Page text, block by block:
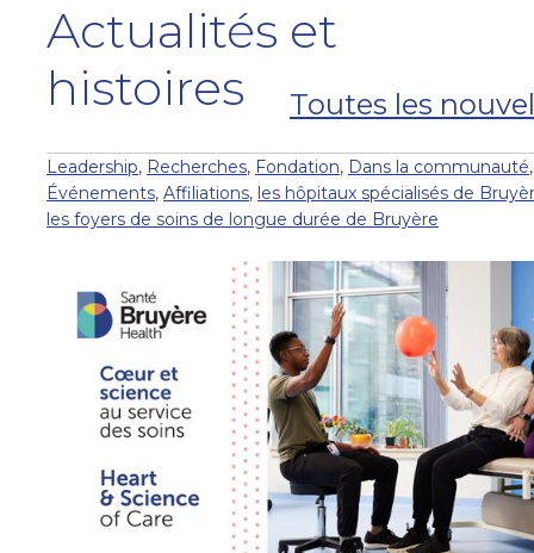
Actualités et
histoires
Toutes les
Leadership, Recherches, Fondation, Dans la communauté,
Événements, Affiliations, les hôpitaux spécialisés de
les foyers de soins de longue durée de Bruyère